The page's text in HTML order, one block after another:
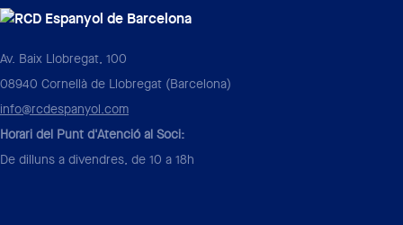
Av. Baix Llobregat, 100
08940 Cornellà de Llobregat (Barcelona)
info@rcdespanyol.com
Horari del Punt d'Atenció al Soci:
De dilluns a divendres, de 10 a 18h